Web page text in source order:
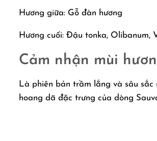
Hương giữa: Gỗ đàn hương
Hương cuối: Đậu tonka, Olibanum,
Cảm nhận mùi
Là phiên bản trầm lắng và sâu
hoang dã đặc trưng của dòng